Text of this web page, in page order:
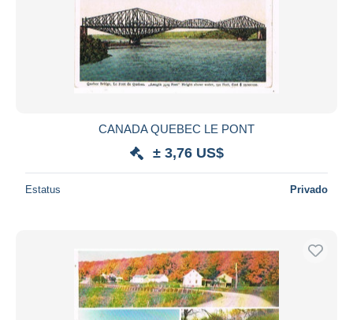
CANADA QUEBEC LE PONT
± 3,76 US$
Estatus Privado